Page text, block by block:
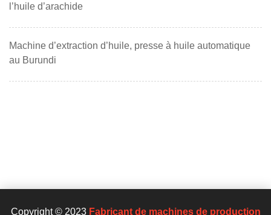
l’huile d’arachide
Machine d’extraction d’huile, presse à huile automatique
au Burundi
Copyright © 2023 Fabricant de machines de production